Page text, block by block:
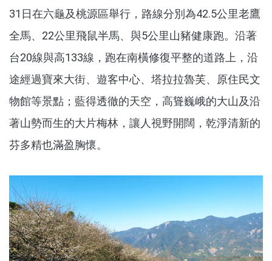
31日在六龜及桃源區舉行，路線分別為42.5公里老鷹
全馬、22公里飛鼠半馬、與5公里山豬健康跑。沿著
台20線與高133線，跑在南橫修復平整的道路上，沿
途經過寶來大街、遊客中心、塔拉拉魯芙、原住民文
物館等景點；藍得透徹的天空，高聳巍峨的大山及沿
著山勢而生的大片梅林，讓人視野開闊，乾淨清新的
芬多精也滿盈胸懷。